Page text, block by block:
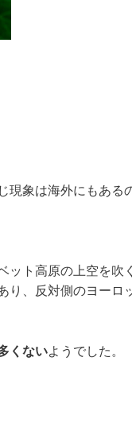
現象は海外にもある
ット高原の上空を吹
り、反対側のヨーロ
くないようでした。